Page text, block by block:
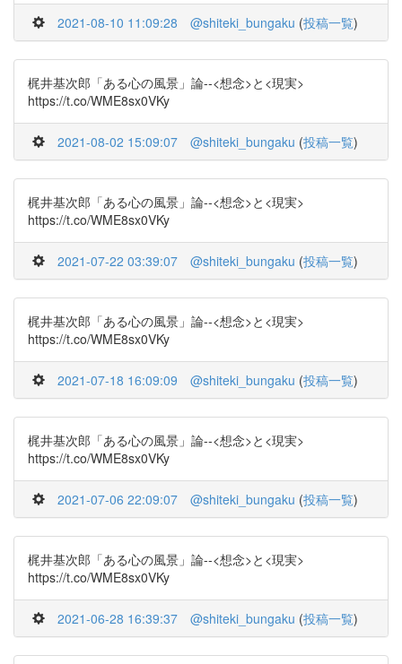
2021-08-10 11:09:28 @shiteki_bungaku (投稿一覧)
梶井基次郎「ある心の風景」論--<想念>と<現実>
https://t.co/WME8sx0VKy
2021-08-02 15:09:07 @shiteki_bungaku (投稿一覧)
梶井基次郎「ある心の風景」論--<想念>と<現実>
https://t.co/WME8sx0VKy
2021-07-22 03:39:07 @shiteki_bungaku (投稿一覧)
梶井基次郎「ある心の風景」論--<想念>と<現実>
https://t.co/WME8sx0VKy
2021-07-18 16:09:09 @shiteki_bungaku (投稿一覧)
梶井基次郎「ある心の風景」論--<想念>と<現実>
https://t.co/WME8sx0VKy
2021-07-06 22:09:07 @shiteki_bungaku (投稿一覧)
梶井基次郎「ある心の風景」論--<想念>と<現実>
https://t.co/WME8sx0VKy
2021-06-28 16:39:37 @shiteki_bungaku (投稿一覧)